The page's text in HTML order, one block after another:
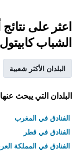
اعثر على
الشباب
البلدان الأكثر شعبية
البلدان التي يبحث
الفنادق في المغرب
الفنادق في قطر
الفنادق في المملكة